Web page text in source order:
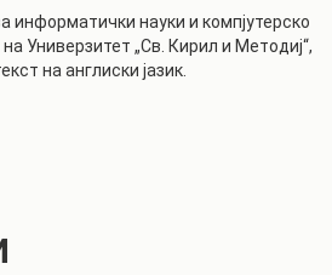
информатички науки и компјутерско
Универзитет „Св. Кирил и Методиј“,
на англиски јазик.